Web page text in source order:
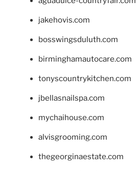
jakehovis.com
bosswingsduluth.com
birminghamautocare.com
tonyscountrykitchen.com
jbellasnailspa.com
mychaihouse.com
alvisgrooming.com
thegeorginaestate.com